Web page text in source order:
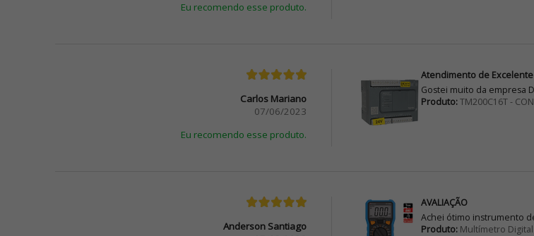
Eu recomendo esse produto.
Carlos Mariano
07/06/2023
Eu recomendo esse produto.
Atendimento de Excelente
Gostei muito da empresa
Produto:TM200C16T -
Anderson Santiago
AVALIAÇÃO
Achei ótimo instrumento
Produto:Multímetro Digital